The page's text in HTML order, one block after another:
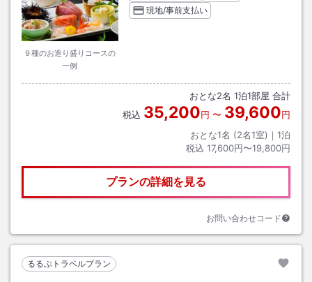
９種のお造り盛りコースの
一例
現地/事前支払い
おとな2名 1泊1部屋 合計
税込 35,200円 〜 39,600円
おとな1名 (2名1室)｜ 1泊
税込 17,600円〜19,800円
プランの詳細を見る
お問い合わせコード
るるぶトラベルプラン